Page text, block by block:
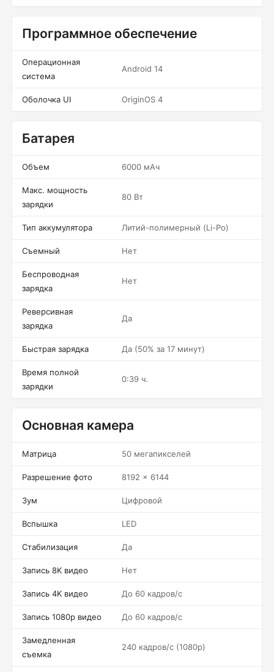
Программное обеспечение
Операционная
система
Android 14
Оболочка UI OriginOS 4
Батарея
Объем 6000 мАч
Макс. мощность
зарядки
80 Вт
Тип аккумулятора Литий-полимерный (Li-Po)
Съемный Нет
Беспроводная
зарядка
Нет
Реверсивная
зарядка
Да
Быстрая зарядка Да (50% за 17 минут)
Время полной
зарядки
0:39 ч.
Основная камера
Матрица 50 мегапикселей
Разрешение фото 8192 x 6144
Зум Цифровой
Вспышка LED
Стабилизация Да
Запись 8K видео Нет
Запись 4K видео До 60 кадров/c
Запись 1080p видео До 60 кадров/c
Замедленная
съемка
240 кадров/c (1080p)